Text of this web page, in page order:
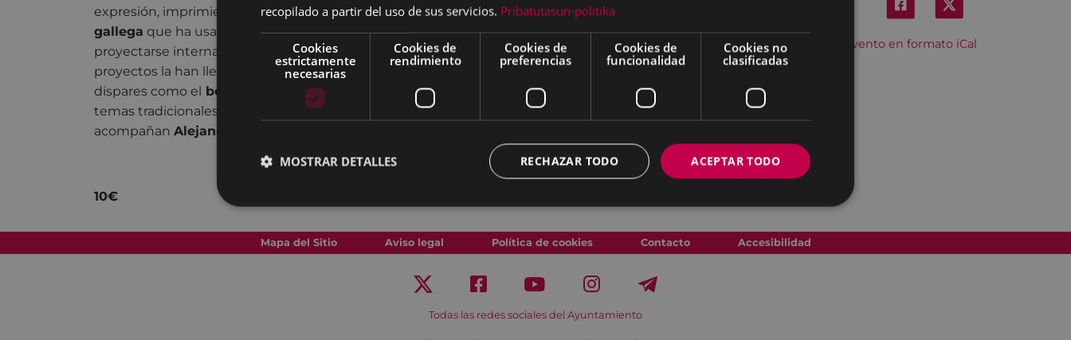
Descargar el evento en formato iCal
expresión, imprimiendo
modernidad en la tradición. Es laartista
gallega que ha usado la versatilidadcomo arma natural para
proyectarse internacionalmente. Su participación en ambiciosos
proyectos la han llevado a infiltrarse magistralmente en estilos tan
dispares como el bolero jazz. En este concierto presenta
temas tradicionales y los que aparecerán en su nuevo álbum. Le
acompañan Alejandro Barbosa
10€
Mapa del Sitio Aviso legal Política de cookies Contacto Accesibilidad
Todas las redes sociales del Ayuntamiento
recopilado a partir del uso de sus servicios. Pribatutasun-politika
Cookies
estrictamente
necesarias
Cookies de
rendimiento
Cookies de
preferencias
Cookies de
funcionalidad
Cookies no
clasificadas
ACEPTAR TODO
RECHAZAR TODO
MOSTRAR DETALLES